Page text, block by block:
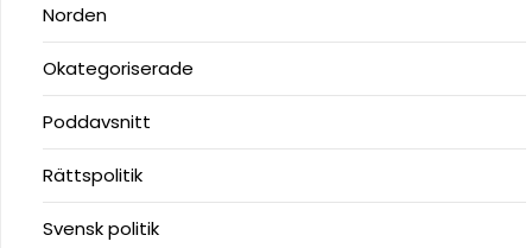
Norden
Okategoriserade
Poddavsnitt
Rättspolitik
Svensk politik